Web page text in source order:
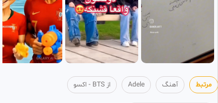
مرتبط آهنگ Adele از BTS - اکسو